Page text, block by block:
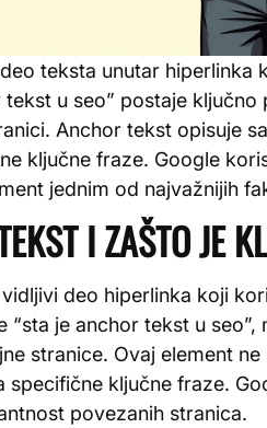
teksta unutar hiperlinka
u seo” postaje
Anchor tekst opisuje
ključne fraze. Google
jednim od najvažnijih
I ZAŠTO JE
deo hiperlinka koji
“sta je anchor tekst u
stranice. Ovaj element
specifične ključne fraze.
povezanih stranica.